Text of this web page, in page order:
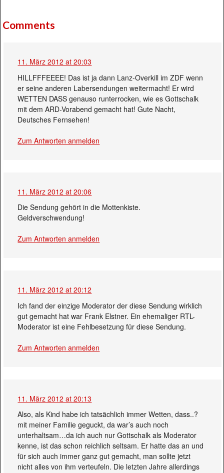
Comments
11. März 2012 at 20:03
HILLFFFEEEE! Das ist ja dann Lanz-Overkill im ZDF wenn
er seine anderen Labersendungen weitermacht! Er wird
WETTEN DASS genauso runterrocken, wie es Gottschalk
mit dem ARD-Vorabend gemacht hat! Gute Nacht,
Deutsches Fernsehen!
Zum Antworten anmelden
11. März 2012 at 20:06
Die Sendung gehört in die Mottenkiste.
Geldverschwendung!
Zum Antworten anmelden
11. März 2012 at 20:12
Ich fand der einzige Moderator der diese Sendung wirklich
gut gemacht hat war Frank Elstner. Ein ehemaliger RTL-
Moderator ist eine Fehlbesetzung für diese Sendung.
Zum Antworten anmelden
11. März 2012 at 20:13
Also, als Kind habe ich tatsächlich immer Wetten, dass..?
mit meiner Familie geguckt, da war’s auch noch
unterhaltsam…da ich auch nur Gottschalk als Moderator
kenne, ist das schon reichlich seltsam. Er hatte das an und
für sich auch immer ganz gut gemacht, man sollte jetzt
nicht alles von ihm verteufeln. Die letzten Jahre allerdings